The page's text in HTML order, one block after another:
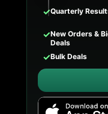
✓Quarterly
✓New Orders &
Deals
✓Bulk Deals